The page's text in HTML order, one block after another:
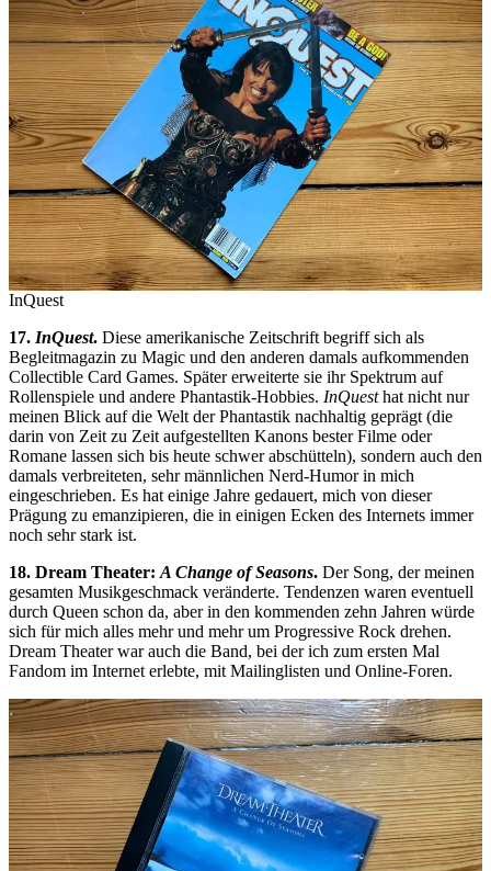
InQuest
17. InQuest. Diese amerikanische Zeitschrift begriff sich als
Begleitmagazin zu Magic und den anderen damals aufkommenden
Collectible Card Games. Später erweiterte sie ihr Spektrum auf
Rollenspiele und andere Phantastik-Hobbies. InQuesthat nicht nur
meinen Blick auf die Welt der Phantastik nachhaltig geprägt (die
darin von Zeit zu Zeit aufgestellten Kanons bester Filme oder
Romane lassen sich bis heute schwer abschütteln), sondern auch den
damals verbreiteten, sehr männlichen Nerd-Humor in mich
eingeschrieben. Es hat einige Jahre gedauert, mich von dieser
Prägung zu emanzipieren, die in einigen Ecken des Internets immer
noch sehr stark ist.
18. Dream Theater: A Change of Seasons. Der Song, der meinen
gesamten Musikgeschmack veränderte. Tendenzen waren eventuell
durch Queen schon da, aber in den kommenden zehn Jahren würde
sich für mich alles mehr und mehr um Progressive Rock drehen.
Dream Theater war auch die Band, bei der ich zum ersten Mal
Fandom im Internet erlebte, mit Mailinglisten und Online-Foren.